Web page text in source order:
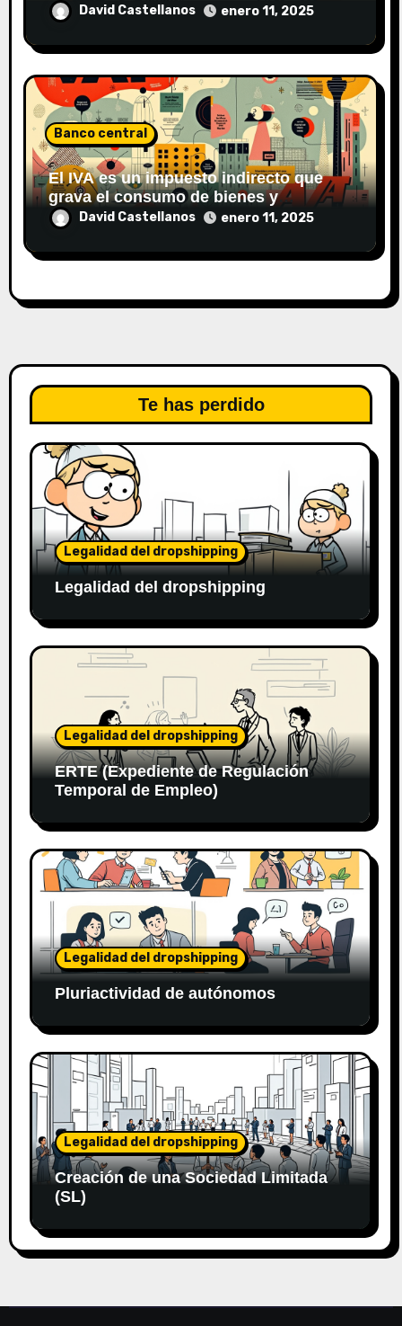
David Castellanos enero 11, 2025
Banco central
El IVA es un impuesto indirecto que
grava el consumo de bienes y
servicios.
David Castellanos enero 11, 2025
Te has perdido
Legalidad del dropshipping
Legalidad del dropshipping
Legalidad del dropshipping
ERTE (Expediente de Regulación
Temporal de Empleo)
Legalidad del dropshipping
Pluriactividad de autónomos
Legalidad del dropshipping
Creación de una Sociedad Limitada
(SL)